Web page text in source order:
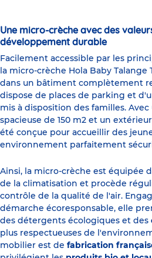
Une micro-crèche avec des
développement durable
Facilement accessible par les
la micro-crèche Hola Baby
dans un bâtiment complètement
dispose de places de parking et
mis à disposition des familles.
spacieuse de 150 m2 et un
été conçue pour accueillir des
environnement parfaitement
Ainsi, la micro-crèche est équipée
de la climatisation et procède
contrôle de la qualité de l'air.
démarche écoresponsable, elle
des détergents écologiques et des
plus respectueuses de
mobilier est de fabrication